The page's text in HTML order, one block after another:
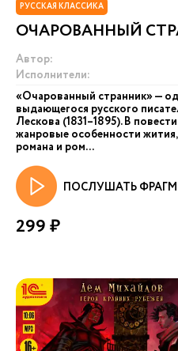
РУССКАЯ КЛАССИКА
ОЧАРОВАННЫЙ
Автор:
Исполнители:
«Очарованный странник» —
выдающегося русского
Лескова (1831–1895). В
жанровые особенности
романа и ром...
ПОСЛУШАТЬ
299 ₽